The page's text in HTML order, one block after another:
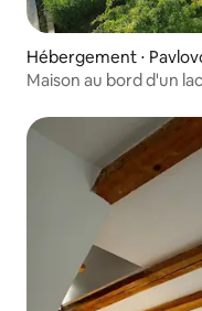
Hébergement ⋅
Maison au bord d'un